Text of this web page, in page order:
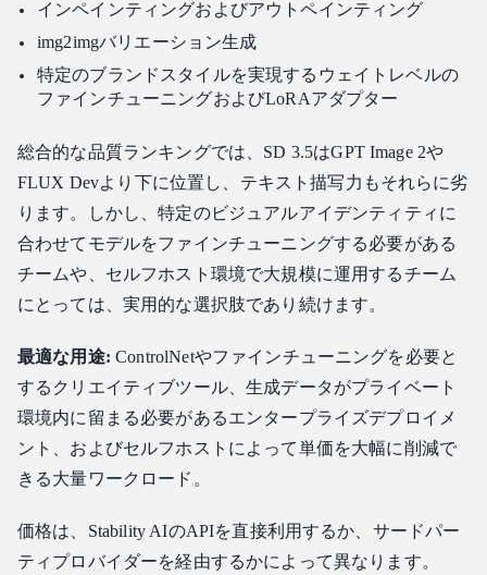
インペインティングおよびアウトペインティング
img2imgバリエーション生成
特定のブランドスタイルを実現するウェイトレベルの
ファインチューニングおよびLoRAアダプター
総合的な品質ランキングでは、SD 3.5はGPT Image 2や
FLUX Devより下に位置し、テキスト描写力もそれらに劣
ります。しかし、特定のビジュアルアイデンティティに
合わせてモデルをファインチューニングする必要がある
チームや、セルフホスト環境で大規模に運用するチーム
にとっては、実用的な選択肢であり続けます。
最適な用途: ControlNetやファインチューニングを必要と
するクリエイティブツール、生成データがプライベート
環境内に留まる必要があるエンタープライズデプロイメ
ント、およびセルフホストによって単価を大幅に削減で
きる大量ワークロード。
価格は、Stability AIのAPIを直接利用するか、サードパー
ティプロバイダーを経由するかによって異なります。